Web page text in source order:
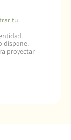
tu
dispone.
proyectar